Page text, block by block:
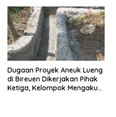
Dugaan Proyek Aneuk Lueng
di Bireuen Dikerjakan Pihak
Ketiga, Kelompok Mengaku